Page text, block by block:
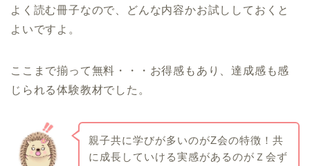
よく読む冊子なので、どんな内容かお試ししておくと
よいですよ。
ここまで揃って無料・・・お得感もあり、達成感も感
じられる体験教材でした。
親子共に学びが多いのがZ会の特徴！共
に成長していける実感があるのがＺ会ず